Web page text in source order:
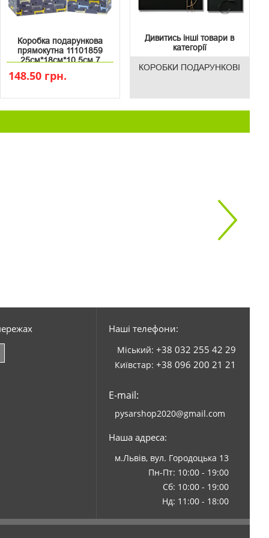
Коробка подарункова
прямокутна 11101859
25см*18см*10.5см 7
148.50 грн.
Дивитись інші товари в
категорії
КОРОБКИ ПОДАРУНКОВІ
Наші телефони:
Міський: +38 032 255 42 29
Київстар: +38 096 200 21 21
E-mail:
pysarshop2020@gmail.com
Наша адреса:
м.Львів, вул. Городоцька 13
Пн-Пт: 10:00 - 19:00
Сб: 10:00 - 19:00
Нд: 11:00 - 18:00